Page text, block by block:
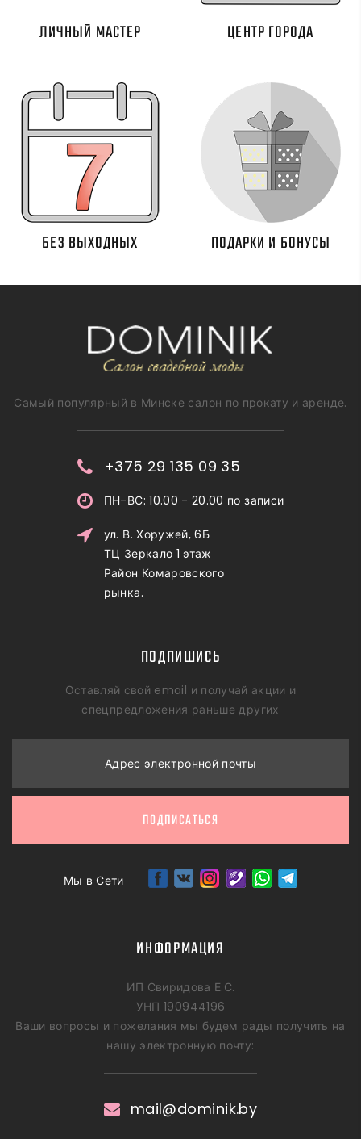
ЛИЧНЫЙ МАСТЕР ЦЕНТР ГОРОДА
БЕЗ ВЫХОДНЫХ ПОДАРКИ И БОНУСЫ
Самый популярный в Минске салон по прокату и аренде.
+375 29 135 09 35
ПН-ВС: 10.00 - 20.00 по записи
ул. В. Хоружей, 6Б
ТЦ Зеркало 1 этаж
Район Комаровского
рынка.
ПОДПИШИСЬ
Оставляй свой email и получай акции и
спецпредложения раньше других
Адрес электронной почты
ПОДПИСАТЬСЯ
Мы в Сети
ИНФОРМАЦИЯ
ИП Свиридова Е.С.
УНП 190944196
Ваши вопросы и пожелания мы будем рады получить на
нашу электронную почту:
mail@dominik.by